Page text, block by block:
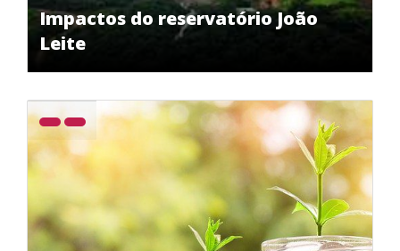
Impactos do reservatório João
Leite